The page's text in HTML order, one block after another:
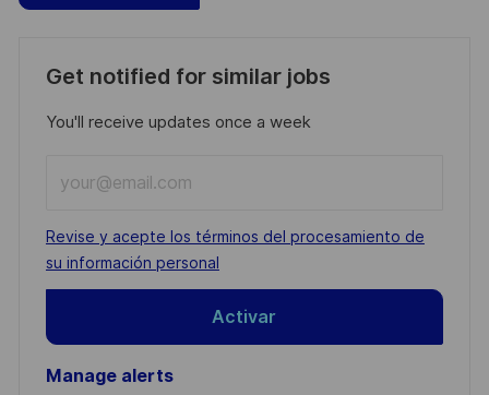
Get notified for similar jobs
You'll receive updates once a week
Email
address
(Required)
Required
Revise y acepte los términos del procesamiento de
su información personal
Activar
Manage alerts